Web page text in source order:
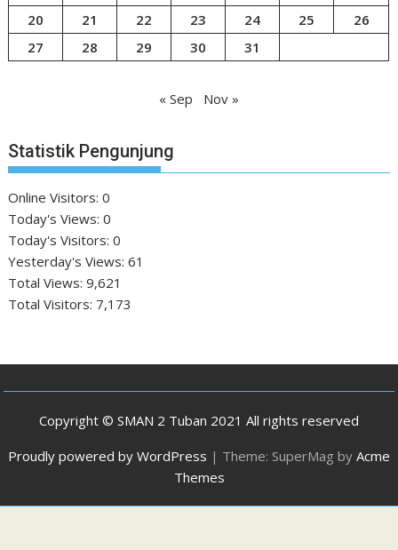
20
21 22 23 24 25
26
27
28 29 30 31
« Sep Nov »
Statistik Pengunjung
Online Visitors:0
Today's Views:0
Today's Visitors:0
Yesterday's Views:61
Total Views:9,621
Total Visitors: 7,173
Copyright © SMAN 2 Tuban 2021 All rights reserved
Proudly powered by WordPress | Theme: SuperMag by Acme
Themes